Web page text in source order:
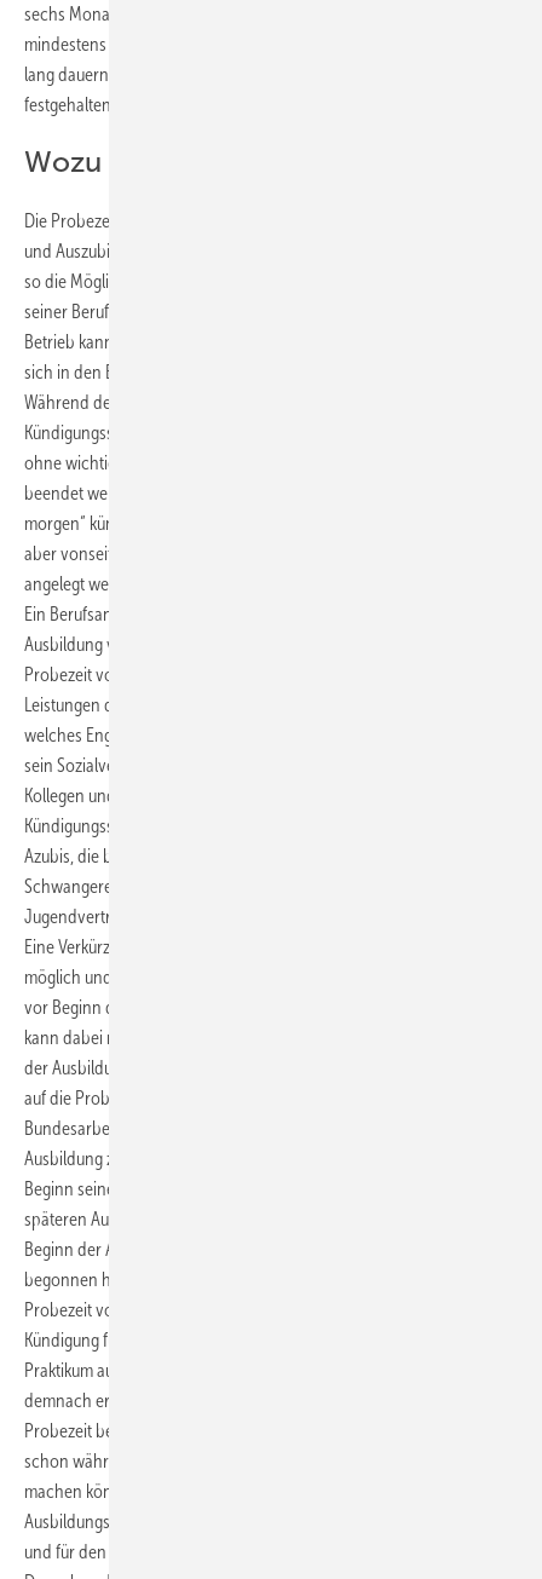
sechs Monate. In Ausbildungsverträgen ist das anders. Hier muss sie
mindestens einen Monat betragen und darf höchstens vier Monate
lang dauern. Die Probezeit muss schriftlich im Ausbildungsvertrag
festgehalten sein.
Wozu die Zeit der Probe?
Die Probezeit dient in erster Linie dazu, dass sich Ausbildungsbetrieb
und Auszubildende gegenseitig kennenlernen können. Der Azubi hat
so die Möglichkeit herauszufinden, ob er die richtige Entscheidung bei
seiner Berufswahl getroffen hat (was natürlich zu hoffen ist) und der
Betrieb kann überprüfen, ob der Azubi für den Beruf geeignet ist und
sich in den Betriebsablauf gut einfügt (was ebenfalls zu hoffen ist).
Während der Probezeit gilt der ansonsten gesetzlich geregelte
Kündigungsschutz nicht. Das Berufsausbildungsverhältnis kann also
ohne wichtigen Grund von beiden Seiten ohne Einhaltung einer Frist
beendet werden. Das bedeutet, der Azubi kann von „heute auf
morgen“ kündigen bzw. gekündigt werden. Selbstverständlich müssen
aber vonseiten des Ausbildungsbetriebs an Azubis andere Maßstäbe
angelegt werden als an „normale“, bereits ausgelernte Arbeitnehmer.
Ein Berufs­anfänger ist in erster Linie noch geprägt durch die der
Ausbildung vorausgegangene Schulzeit. Es sollte daher innerhalb der
Probezeit vom Ausbildungsbetrieb nicht nur geprüft werden, welche
Leistungen der Azubi bringt, sondern auch wie lernwillig er ist,
welches Engagement er zeigt, wie er sich im Betrieb einbringt und wie
sein Sozialverhalten ist, also wie sich der Azubi gegenüber Ausbildern,
Kollegen und Kunden verhält.
Kündigungsschutz während der Probezeit besteht jedoch für solche
Azubis, die besonders schutzwürdig sind. Das sind im Einzelnen:
Schwangere, Schwerbehinderte oder Mitglieder der
Jugendvertretung.
Eine Verkürzung der Probezeit ist nur in absoluten Ausnahmefällen
möglich und kommt vor allem dann in Frage, wenn der Azubi bereits
vor Beginn der Ausbildung im Betrieb beschäftigt war. Die Probezeit
kann dabei nur verkürzt werden, jedoch nicht ganz entfallen. Ein vor
der Ausbildung im Ausbildungsbetrieb absolviertes Praktikum ist nicht
auf die Probezeit anzurechnen. Das hat erst vor kurzem das
Bundesarbeitsgericht entschieden. Geklagt hatte ein Azubi, der eine
Ausbildung zum Einzelhandelskaufmann begonnen hatte und vor
Beginn seiner Ausbildung einen Praktikantenvertrag mit seinem
späteren Ausbildungsvertrag geschlossen hat, um die Zeit bis zum
Beginn der Ausbildung zu überbrücken. Nachdem er die Ausbildung
begonnen hatte, wurde er mit Ablauf der drei Monate dauernden
Probezeit vom Ausbildungsbetrieb gekündigt. Der Azubi hielt die
Kündigung für unwirksam, weil er der Meinung war, dass sein
Praktikum auf die Probezeit anzurechnen sei und die Kündigung
demnach erst nach der Probezeit erfolgt sei. Die Anrechnung auf die
Probezeit begründete er damit, dass sein Ausbildungs­betrieb sich
schon während des Praktikums ein umfassendes Bild von ihm hätte
machen können und somit bereits vor Beginn des
Ausbildungsverhältnisses wissen konnte, ob er in den Betrieb passt
und für den Beruf geeignet erscheint.